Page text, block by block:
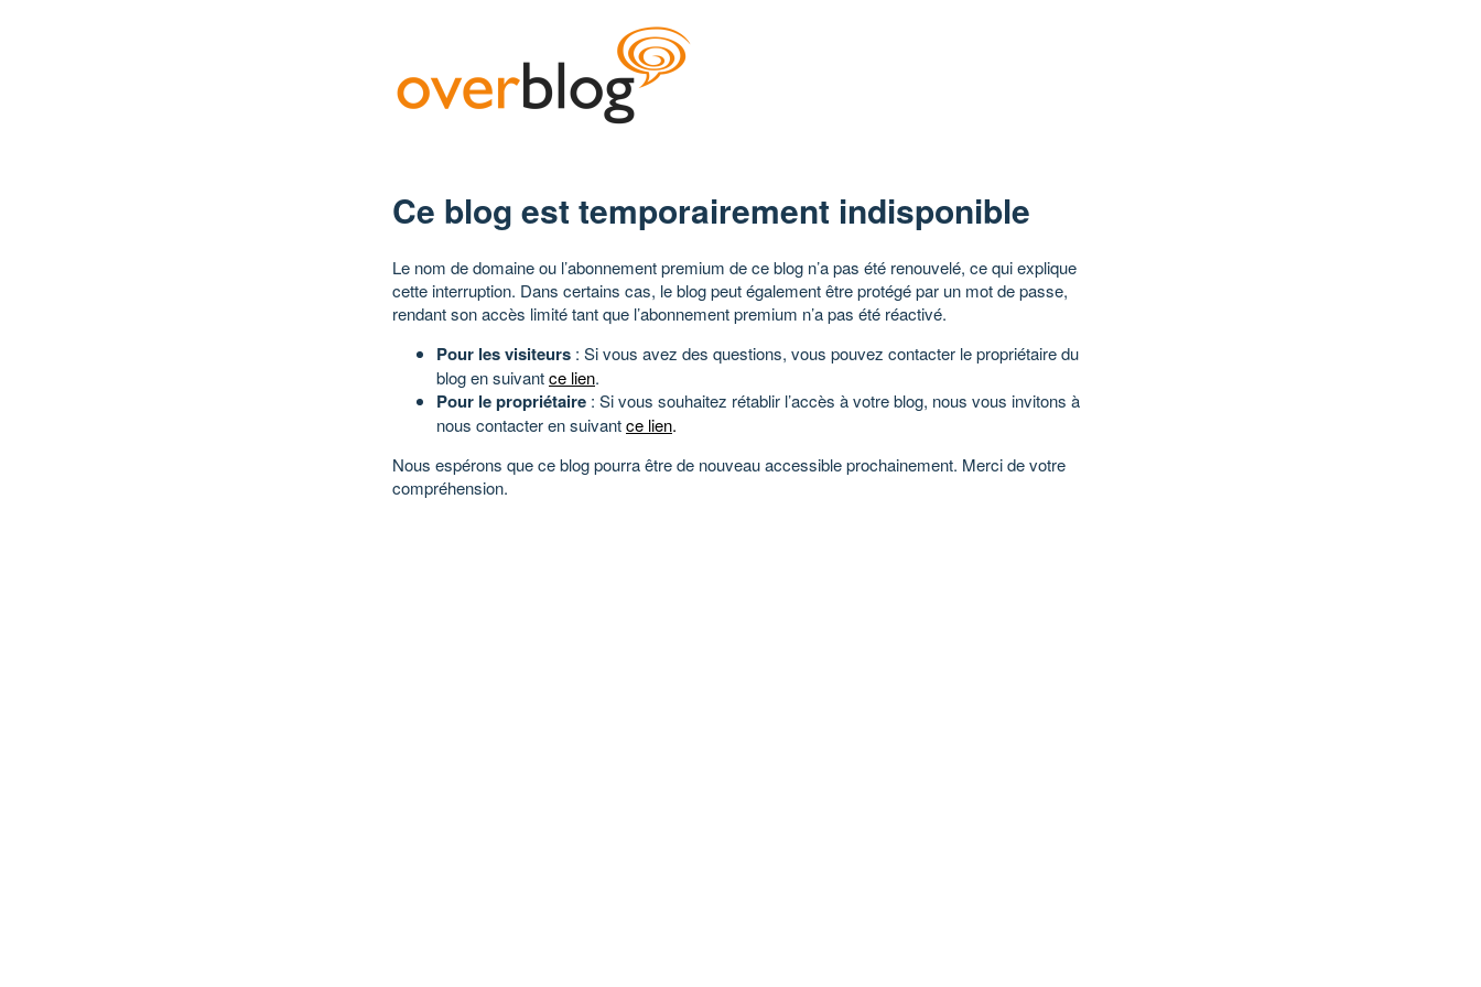
Ce blog est temporairement indisponible
Le nom de domaine ou l’abonnement premium de ce blog n’a pas été renouvelé, ce qui explique
cette interruption. Dans certains cas, le blog peut également être protégé par un mot de passe,
rendant son accès limité tant que l’abonnement premium n’a pas été réactivé.
Pour les visiteurs : Si vous avez des questions, vous pouvez contacter le propriétaire du
blog en suivantce lien.
Pour le propriétaire : Si vous souhaitez rétablir l’accès à votre blog, nous vous invitons à
nous contacter en suivantce lien.
Nous espérons que ce blog pourra être de nouveau accessible prochainement. Merci de votre
compréhension.